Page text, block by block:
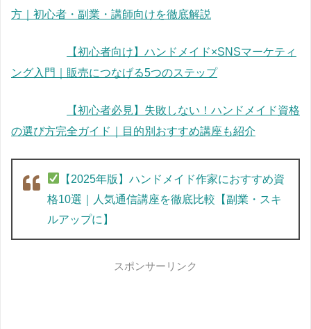
方｜初心者・副業・講師向けを徹底解説
【初心者向け】ハンドメイド×SNSマーケティ
ング入門｜販売につなげる5つのステップ
【初心者必見】失敗しない！ハンドメイド資格
の選び方完全ガイド｜目的別おすすめ講座も紹介
【2025年版】ハンドメイド作家におすすめ資
格10選｜人気通信講座を徹底比較【副業・スキ
ルアップに】
スポンサーリンク